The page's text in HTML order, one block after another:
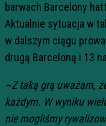
barwach Barcelony
Aktualnie sytuacja w
w dalszym ciągu
drugą Barceloną i 13
~Z taką grą uważam,
każdym. W wyniku
nie mogliśmy